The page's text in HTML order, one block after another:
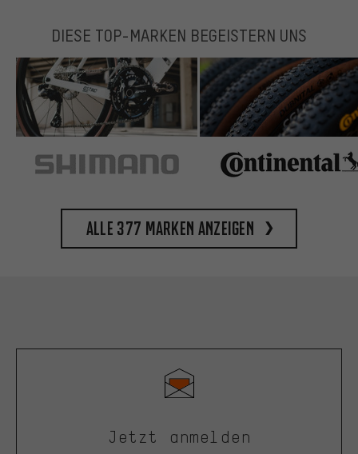
DIESE TOP-MARKEN BEGEISTERN UNS
Alle 377 Marken anzeigen
Jetzt anmelden